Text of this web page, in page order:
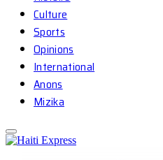
Culture
Sports
Opinions
International
Anons
Mizika